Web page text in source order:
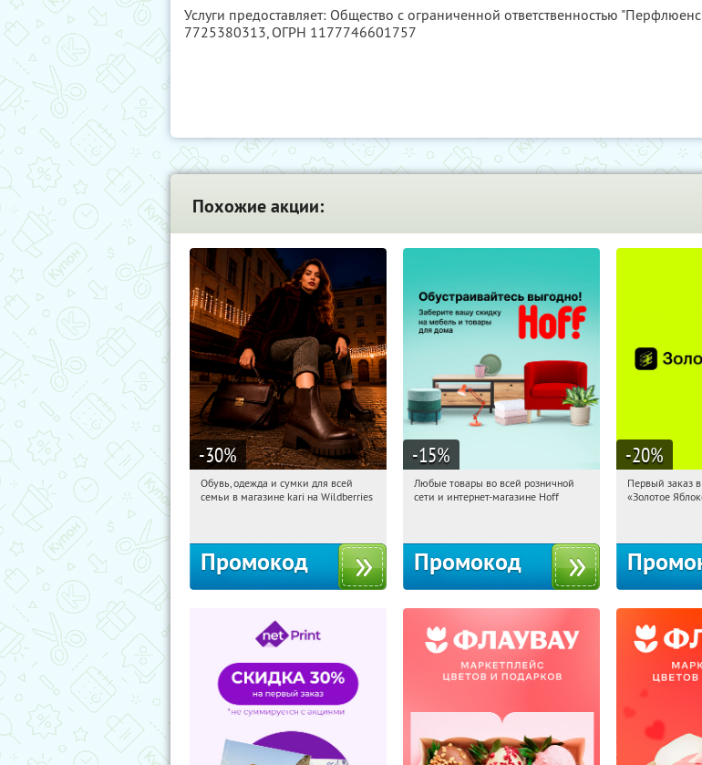
Услуги предоставляет: Общество с ограниченной ответственностью
7725380313, ОГРН 1177746601757
Похожие акции:
-30%
01:23:59 Получили:
Обувь, одежда и сумки для всей
семьи в магазине kari на Wildberries
Промокод
-15%
01:23:59 Получили:
Любые товары во всей розничной
сети и интернет-магазине Hoff
Промокод
-20%
01:23:59
Первый заказ
«Золотое